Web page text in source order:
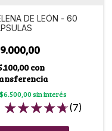
DE LEÓN - 60
con
$6.500,00sin interés
(7)